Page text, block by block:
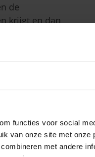
functies voor social
van onze site met onze
met andere
de
krijgt en dan
een